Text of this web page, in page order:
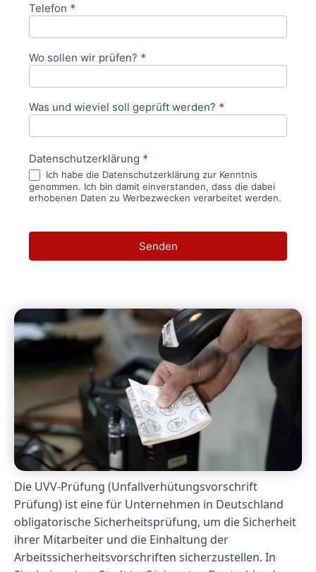
Telefon *
Wo sollen wir prüfen? *
Was und wieviel soll geprüft werden? *
Datenschutzerklärung *
Ich habe die Datenschutzerklärung zur Kenntnis
genommen. Ich bin damit einverstanden, dass die dabei
erhobenen Daten zu Werbezwecken verarbeitet werden.
Senden
Die UVV-Prüfung (Unfallverhütungsvorschrift
Prüfung) ist eine für Unternehmen in Deutschland
obligatorische Sicherheitsprüfung, um die Sicherheit
ihrer Mitarbeiter und die Einhaltung der
Arbeitssicherheitsvorschriften sicherzustellen. In